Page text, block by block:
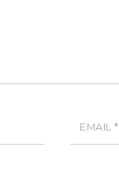
EMAIL*